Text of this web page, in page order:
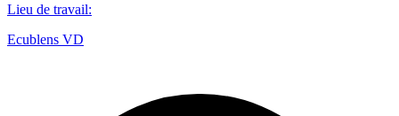
Lieu de travail:
Ecublens VD